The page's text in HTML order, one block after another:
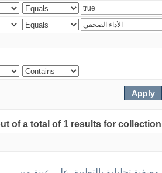
of a total of 1 results for